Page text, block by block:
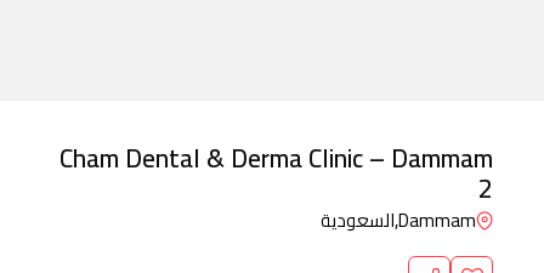
Cham Dental & Derma Clinic – Dammam
2
Dammam,السعودية